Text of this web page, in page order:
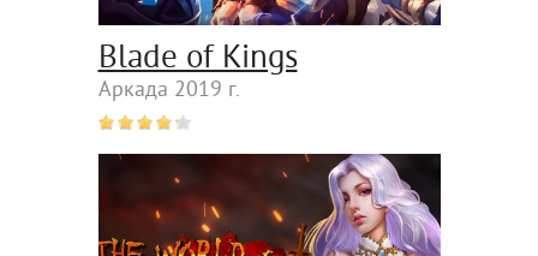
Blade of Kings
Аркада 2019 г.